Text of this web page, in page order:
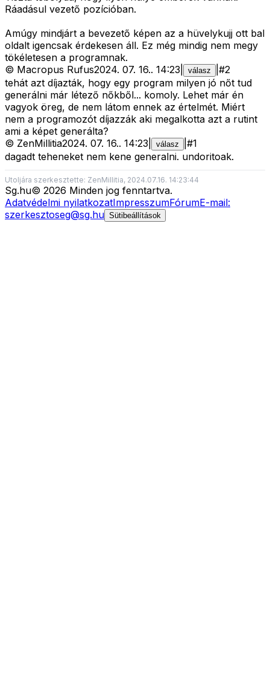
Ráadásul vezető pozícióban.
Amúgy mindjárt a bevezető képen az a hüvelykujj ott bal
oldalt igencsak érdekesen áll. Ez még mindig nem megy
tökéletesen a programnak.
© Macropus Rufus2024. 07. 16.. 14:23 válasz #2
tehát azt díjazták, hogy egy program milyen jó nőt tud
generálni már létező nőkből... komoly. Lehet már én
vagyok öreg, de nem látom ennek az értelmét. Miért
nem a programozót díjazzák aki megalkotta azt a rutint
ami a képet generálta?
© ZenMillitia2024. 07. 16.. 14:23 válasz #1
dagadt teheneket nem kene generalni. undoritoak.
Utoljára szerkesztette: ZenMillitia, 2024.07.16. 14:23:44
Sg.hu© 2026 Minden jog fenntartva.
Adatvédelmi nyilatkozatImpresszumFórumE-mail:
szerkesztoseg@sg.hu Sütibeállítások